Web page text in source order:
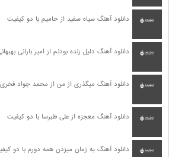
دانلود آهنگ سیاه سفید از حامیم با دو کیفیت
دانلود آهنگ دلیل زنده بودنم از امیر بارانی
دانلود آهنگ میگذری از من از محمد جواد
دانلود آهنگ معجزه از علی طبرسا با دو کیفیت
دانلود آهنگ یه زمان میزدن همه دورم با دو